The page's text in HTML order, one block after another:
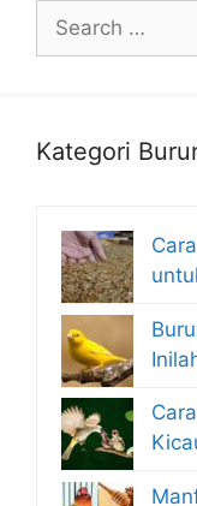
Search
for:
Kategori